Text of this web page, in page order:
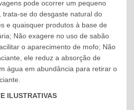
pode ocorrer um pequeno
trata-se do desgaste natural do
e quaisquer produtos à base de
Não exagere no uso de sabão
o aparecimento de mofo; Não
ele reduz a absorção de
água em abundância para retirar o
ILUSTRATIVAS